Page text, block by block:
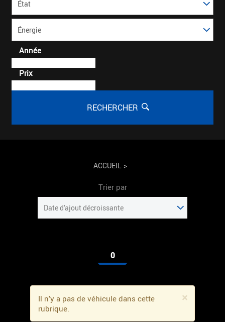
Année
Prix
RECHERCHER
ACCUEIL >
Trier par
0
×
Il n'y a pas de véhicule dans cette
rubrique.